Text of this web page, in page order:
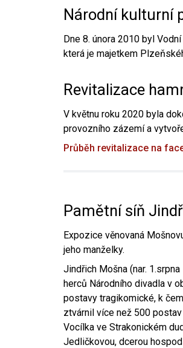
Národní kulturní
Dne 8. února 2010 byl
která je majetkem
Revitalizace
V květnu roku 2020 byla
provozního zázemí a
Průběh revitalizace na
Pamětní síň
Expozice věnovaná
jeho manželky.
Jindřich Mošna (nar.
herců Národního divadla v
postavy tragikomické, k
ztvárnil více než 500
Vocílka ve Strakonickém
Jedličkovou, dcerou